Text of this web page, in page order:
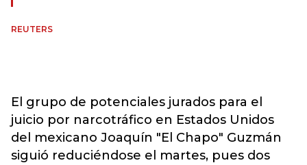
REUTERS
El grupo de potenciales jurados para el
juicio por narcotráfico en Estados Unidos
del mexicano Joaquín "El Chapo" Guzmán
siguió reduciéndose el martes, pues dos